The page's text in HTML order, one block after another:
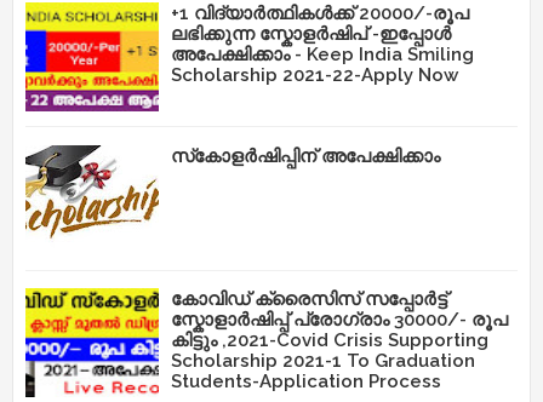
+1 വിദ്യാർത്ഥികൾക്ക് 20000/-രൂപ
ലഭിക്കുന്ന സ്കോളർഷിപ് -ഇപ്പോൾ
അപേക്ഷിക്കാം - Keep India Smiling
Scholarship 2021-22-Apply Now
സ്‌കോളർഷിപ്പിന് അപേക്ഷിക്കാം
കോവിഡ് ക്രൈസിസ് സപ്പോർട്ട്
സ്കോളാർഷിപ്പ് പ്രോഗ്രാം 30000/- രൂപ
കിട്ടും ,2021-Covid Crisis Supporting
Scholarship 2021-1 To Graduation
Students-Application Process